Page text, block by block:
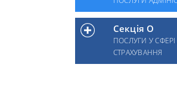
Секція O
ПОСЛУГИ У
СТРАХУВАННЯ